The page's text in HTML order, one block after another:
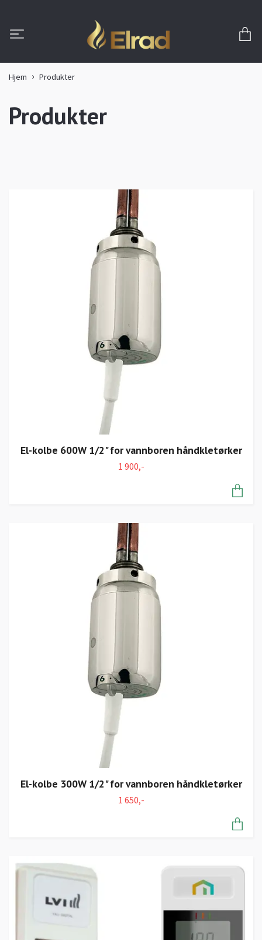
Hjem Produkter
Produkter
El-kolbe 600W 1/2" for vannboren håndkletørker
1 900,-
El-kolbe 300W 1/2" for vannboren håndkletørker
1 650,-